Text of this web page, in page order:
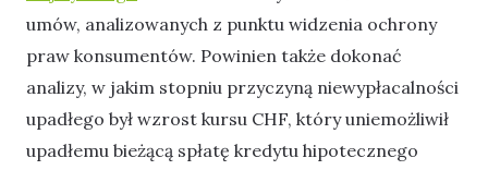
umów, analizowanych z punktu widzenia ochrony
praw konsumentów. Powinien także dokonać
analizy, w jakim stopniu przyczyną niewypłacalności
upadłego był wzrost kursu CHF, który uniemożliwił
upadłemu bieżącą spłatę kredytu hipotecznego